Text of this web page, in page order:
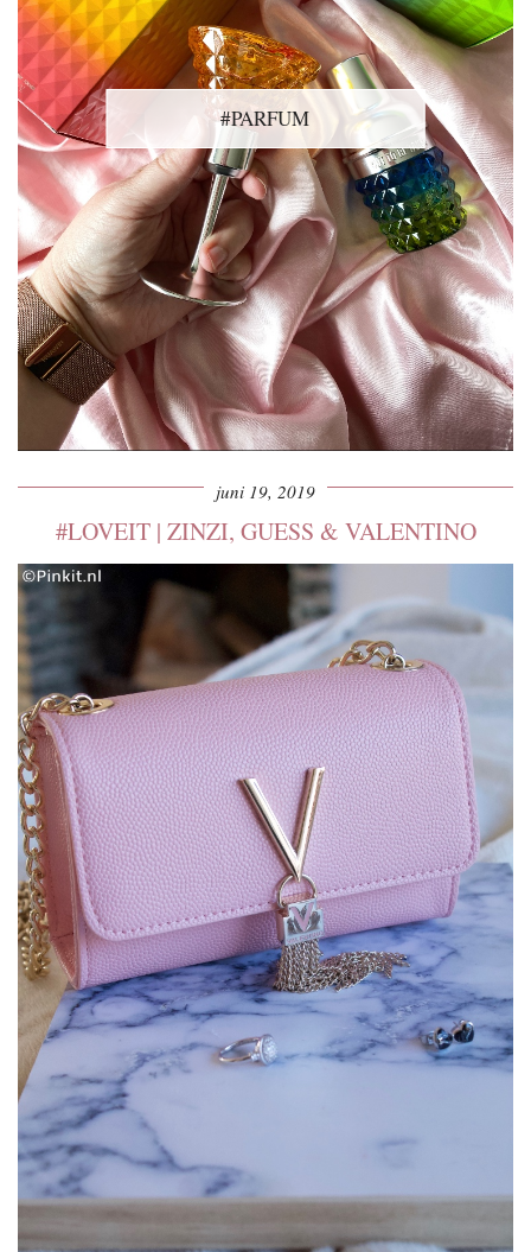
#PARFUM
juni 19, 2019
#LOVEIT | ZINZI, GUESS & VALENTINO